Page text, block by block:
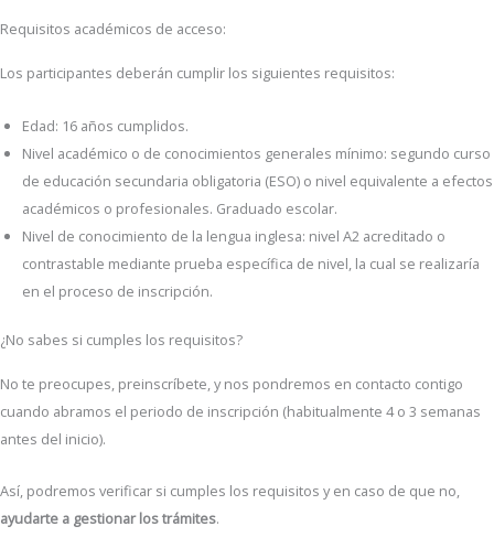
Requisitos académicos de acceso:
Los participantes deberán cumplir los siguientes requisitos:
Edad: 16 años cumplidos.
Nivel académico o de conocimientos generales mínimo: segundo curso
de educación secundaria obligatoria (ESO) o nivel equivalente a efectos
académicos o profesionales. Graduado escolar.
Nivel de conocimiento de la lengua inglesa: nivel A2 acreditado o
contrastable mediante prueba específica de nivel, la cual se realizaría
en el proceso de inscripción.
¿No sabes si cumples los requisitos?
No te preocupes, preinscríbete, y nos pondremos en contacto contigo
cuando abramos el periodo de inscripción (habitualmente 4 o 3 semanas
antes del inicio).
Así, podremos verificar si cumples los requisitos y en caso de que no,
ayudarte a gestionar los trámites.